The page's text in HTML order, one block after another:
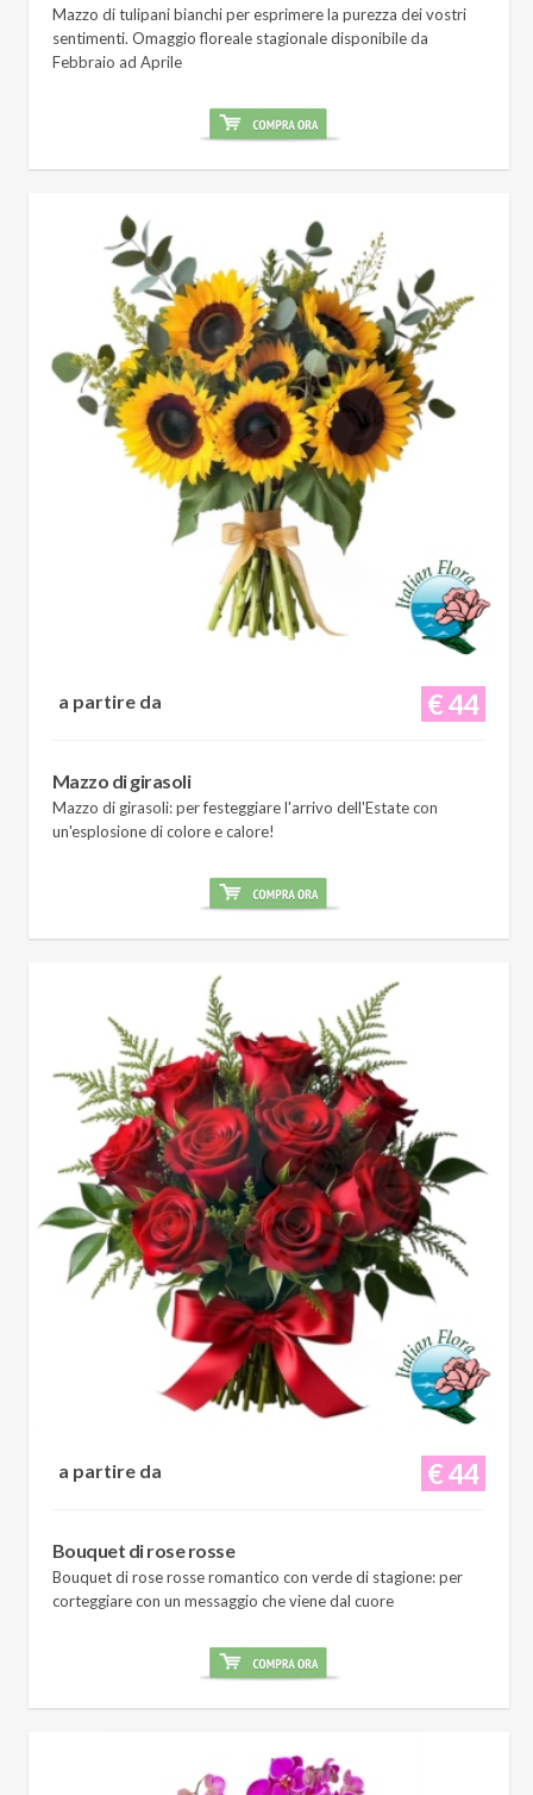
Mazzo di tulipani bianchi per esprimere la purezza dei vostri
sentimenti. Omaggio floreale stagionale disponibile da
Febbraio ad Aprile
€ 44
a partire da
Mazzo di girasoli
Mazzo di girasoli: per festeggiare l'arrivo dell'Estate con
un'esplosione di colore e calore!
€ 44
a partire da
Bouquet di rose rosse
Bouquet di rose rosse romantico con verde di stagione: per
corteggiare con un messaggio che viene dal cuore